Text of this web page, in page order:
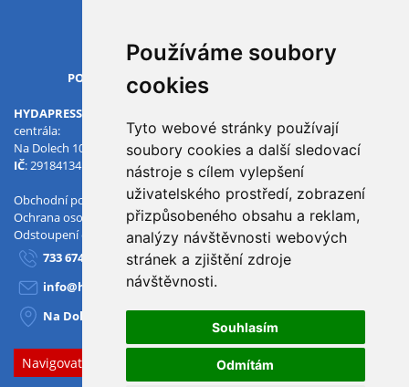
Používáme soubory
cookies
Tyto webové stránky používají
soubory cookies a další sledovací
nástroje s cílem vylepšení
uživatelského prostředí, zobrazení
přizpůsobeného obsahu a reklam,
analýzy návštěvnosti webových
stránek a zjištění zdroje
návštěvnosti.
Souhlasím
Odmítám
OTVÍRACÍ DOBA
PO-PÁ
HYDAPRESS CZ s.r.o.
centrála:
Na Dolech 109 586 01 Jihlava
IČ: 29184134 : CZ29184134
Obchodní podmínky
Ochrana osobních údajů
Odstoupení od smlouvy
733 674 293
info@hydapress.cz
Na Dolech 109, Jihlava
Navigovat sem